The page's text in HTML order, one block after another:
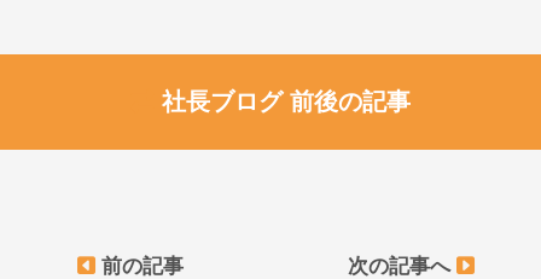
社長ブログ 前後の記事
前の記事 次の記事へ